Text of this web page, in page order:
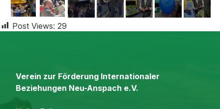
Post Views: 29
Verein zur Förderung Internationaler
Beziehungen Neu-Anspach e.V.